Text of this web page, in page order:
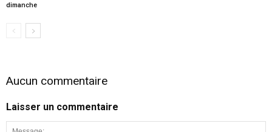
dimanche
Aucun commentaire
Laisser un commentaire